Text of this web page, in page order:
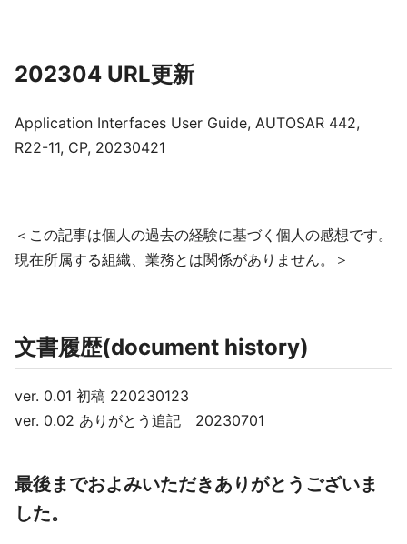
202304 URL更新
Application Interfaces User Guide, AUTOSAR 442,
R22-11, CP, 20230421
＜この記事は個人の過去の経験に基づく個人の感想です。
現在所属する組織、業務とは関係がありません。＞
文書履歴(document history)
ver. 0.01 初稿 220230123
ver. 0.02 ありがとう追記 20230701
最後までおよみいただきありがとうございま
した。